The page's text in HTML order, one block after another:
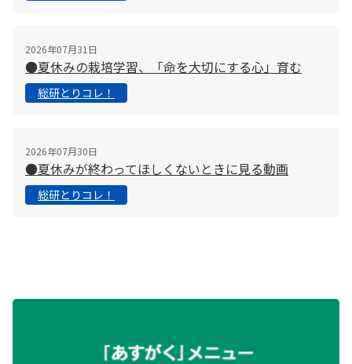
2026年07月31日
●夏休みの栽培学習、「命を大切にする心」育む
総研とりコレ！
2026年07月30日
●夏休みが終わってほしくないときに見る動画
総研とりコレ！